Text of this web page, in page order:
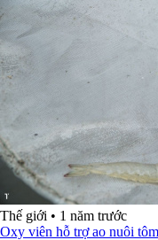
Thế giới • 1 năm trước
Oxy viên hỗ trợ ao nuôi